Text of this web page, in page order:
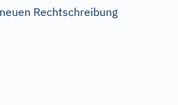
Rechtschreibung